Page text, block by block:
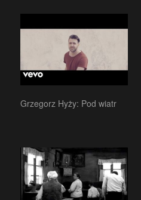
Grzegorz Hyży: Pod wiatr